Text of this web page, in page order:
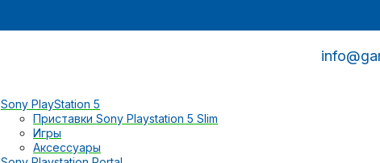
Sony PlayStation 5
Приставки Sony Playstation 5 Slim
Игры
Аксессуары